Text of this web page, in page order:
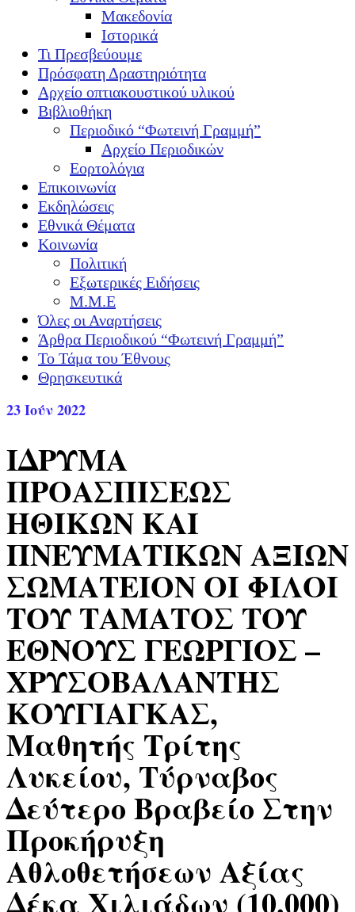
Μακεδονία
Ιστορικά
Τι Πρεσβεύουμε
Πρόσφατη Δραστηριότητα
Αρχείο οπτιακουστικού υλικού
Βιβλιοθήκη
Περιοδικό “Φωτεινή Γραμμή”
Αρχείο Περιοδικών
Εορτολόγια
Επικοινωνία
Εκδηλώσεις
Εθνικά Θέματα
Κοινωνία
Πολιτική
Εξωτερικές Ειδήσεις
Μ.Μ.Ε
Όλες οι Αναρτήσεις
Άρθρα Περιοδικού “Φωτεινή Γραμμή”
Το Τάμα του Έθνους
Θρησκευτικά
23Ιούν 2022
ΙΔΡΥΜΑ
ΠΡΟΑΣΠΙΣΕΩΣ
ΗΘΙΚΩΝ ΚΑΙ
ΠΝΕΥΜΑΤΙΚΩΝ ΑΞΙΩΝ
ΣΩΜΑΤΕΙΟΝ ΟΙ ΦΙΛΟΙ
ΤΟΥ ΤΑΜΑΤΟΣ ΤΟΥ
ΕΘΝΟΥΣ ΓΕΩΡΓΙΟΣ –
ΧΡΥΣΟΒΑΛΑΝΤΗΣ
ΚΟΥΓΙΑΓΚΑΣ,
Μαθητής Τρίτης
Λυκείου, Τύρναβος
Δεύτερο Βραβείο Στην
Προκήρυξη
Αθλοθετήσεων Αξίας
Δέκα Χιλιάδων (10.000)